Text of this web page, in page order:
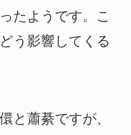
たようです。こ
う影響してくる
と蕭綦ですが、